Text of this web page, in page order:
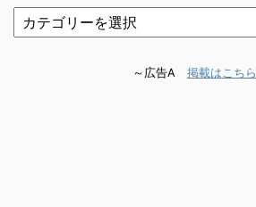
～広告A 掲載はこちら